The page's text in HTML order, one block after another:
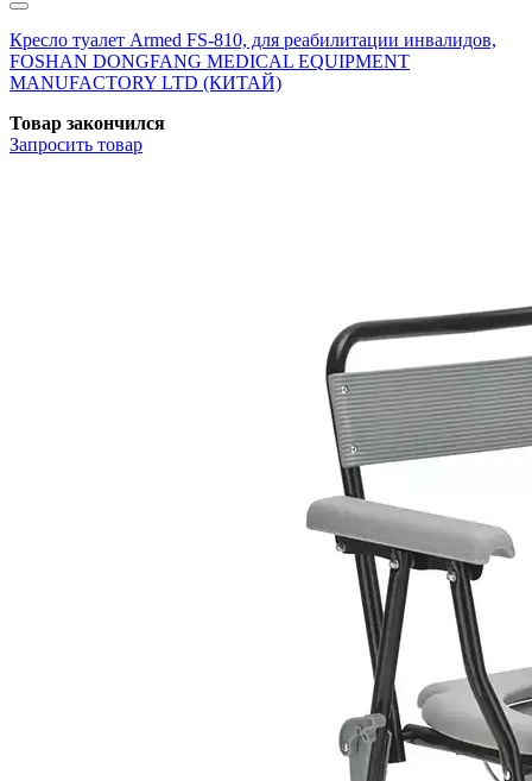
Кресло туалет Armed FS-810, для реабилитации инвалидов,
FOSHAN DONGFANG MEDICAL EQUIPMENT
MANUFACTORY LTD (КИТАЙ)
Товар закончился
Запросить товар